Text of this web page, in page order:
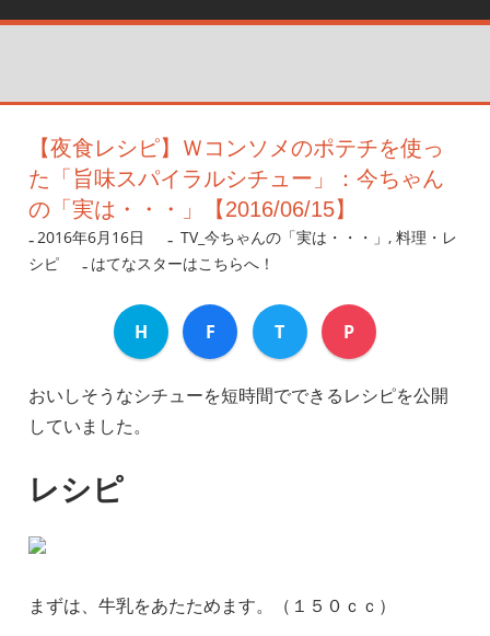
【夜食レシピ】Ｗコンソメのポテチを使っ
た「旨味スパイラルシチュー」：今ちゃん
の「実は・・・」【2016/06/15】
2016年6月16日 nanigoto
TV_今ちゃんの「実は・・・」 , 料理・レ
シピ
はてなスターはこちらへ！
H F T P
おいしそうなシチューを短時間でできるレシピを公開
していました。
レシピ
まずは、牛乳をあたためます。（１５０ｃｃ）